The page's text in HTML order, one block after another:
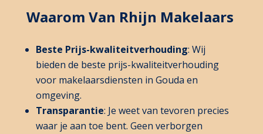
Waarom Van Rhijn Makelaars
Beste Prijs-kwaliteitverhouding: Wij
bieden de beste prijs-kwaliteitverhouding
voor makelaarsdiensten in Gouda en
omgeving.
Transparantie: Je weet van tevoren precies
waar je aan toe bent. Geen verborgen